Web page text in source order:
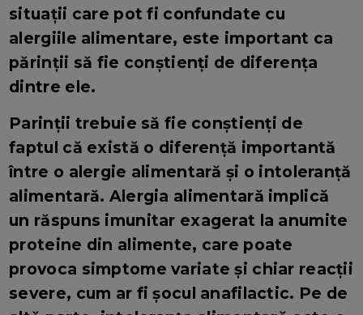
situații care pot fi confundate cu
alergiile alimentare, este important ca
părinții să fie conștienți de diferența
dintre ele.
Parinții trebuie să fie conștienți de
faptul că există o diferență importantă
între o alergie alimentară și o intoleranță
alimentară. Alergia alimentară implică
un răspuns imunitar exagerat la anumite
proteine din alimente, care poate
provoca simptome variate și chiar reacții
severe, cum ar fi șocul anafilactic. Pe de